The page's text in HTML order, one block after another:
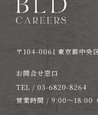
〒104-0061 東京都中央
お問合せ窓口
TEL / 03-6820-8264
営業時間 / 9:00〜18:00